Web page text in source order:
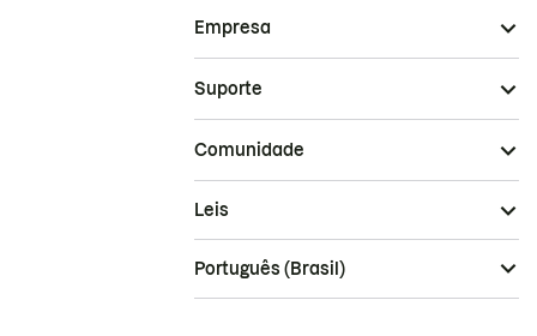
Empresa
Suporte
Comunidade
Leis
Português (Brasil)